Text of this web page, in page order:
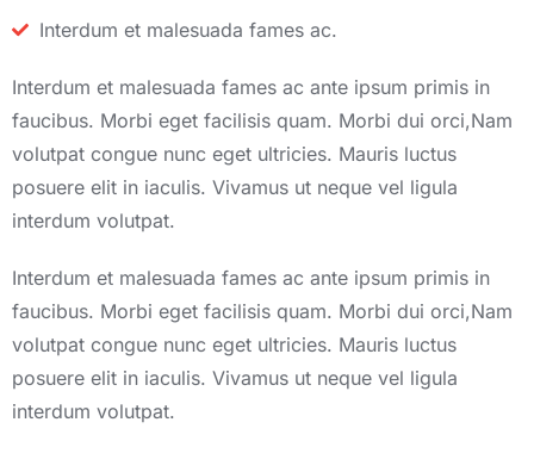
Interdum et malesuada fames ac.
Interdum et malesuada fames ac ante ipsum primis in
faucibus. Morbi eget facilisis quam. Morbi dui orci,Nam
volutpat congue nunc eget ultricies. Mauris luctus
posuere elit in iaculis. Vivamus ut neque vel ligula
interdum volutpat.
Interdum et malesuada fames ac ante ipsum primis in
faucibus. Morbi eget facilisis quam. Morbi dui orci,Nam
volutpat congue nunc eget ultricies. Mauris luctus
posuere elit in iaculis. Vivamus ut neque vel ligula
interdum volutpat.